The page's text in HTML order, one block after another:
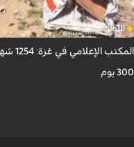
خرقاً وانتهاكاً لاتفاق "وقف إطلاق النار" الممتد منذ
300 يوم